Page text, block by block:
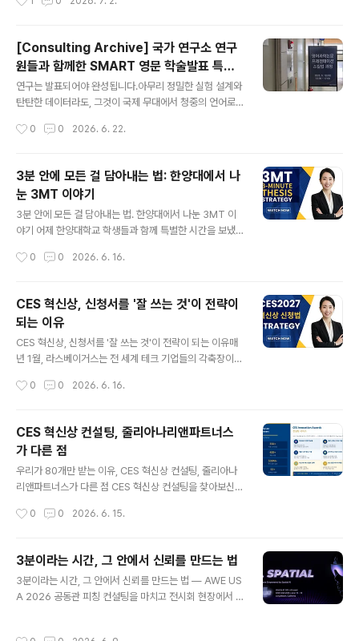
강점을 여러 항목에 반복해서 써놓은 경우를 자주 만납니
리자, 신입 사원까지 다양한 직급과 역할의 분들을 만나 커
없이 마주친 장면이 있습니다."좋은 아이디어인데 왜 공감
이 안 될까?" "훌륭한 경험인데 왜 발표에서 매력이 느껴지
지 않을까?" "메일, 메시지를 열심히 보냈는데 왜 답장이
없을까?"답은 단순합니다. 일을 잘해도 말을 잘하지 못하
면 일이 '전달'되지 않기 때문입니다.많은 직장인이 말하기
축소해 버립니다. 그러나 말하기는 설계할 수 있고, 연습으
[Consulting Archive] 국가 연구소 연구
원들과 함께한 SMART 영문 학술발표 특강:
ETRI 강연 후기
연구는 발표되어야 완성됩니다.아무리 정밀한 실험 설계와
탄탄한 데이터라도, 그것이 국제 무대에서 청중의 언어로
단순한 명제를 오랫동안 실감해 온 연구자들이 있습니다.
다.이번 강연 의뢰는 그런 배경에서 시작되었습니다. 세계
적 수준의 기술력을 보유한 국가 연구기관이지만, 연구 성
과를 국제 학술대회에서 더 설득력 있게 발표하고 싶다는
현실적인 요구였습니다. 줄리아나리앤파트너스는 ETRI 연
구원들을 대상으로 SMART Academic Presentation
연 배경 : 논문은 쓸 수 있어도, 발표는 다릅니다ETRI는 인
0 0 2026. 6. 22.
3분 안에 모든 걸 담아내는 법: 한양대에서 나
눈 3MT 이야기
3분 안에 모든 걸 담아내는 법. 한양대에서 나눈 3MT 이
야기 어제 한양대학교 학생들과 함께 특별한 시간을 보냈
안에 내 연구와 아이디어를 설득력 있게 전달하는 기술이
런데 사실, 3분은 짧은 게 아니라 가장 어려운 길이입니다.
너무 짧아서 대충 말할 수도 없고, 너무 길어서 다 담을 수
도 없으니까요. 그 3분을 어떻게 설계하느냐가 핵심이에
요. 이번 강연에서 함께 나눈 것들"무엇을, 왜, 어떻게" —
3MT의 구조를 해부하다3MT는 단순한 발표가 아닙니다.
공감하고, 기억하게 만드는 커뮤니케이션 구조예요.강연에
0 0 2026. 6. 16.
CES 혁신상, 신청서를 '잘 쓰는 것'이 전략이
되는 이유
CES 혁신상, 신청서를 '잘 쓰는 것'이 전략이 되는 이유매
년 1월, 라스베이거스는 전 세계 테크 기업들의 각축장이
ES Innovation Awards, 혁신상입니다.CES 혁신상은
바이어와의 첫 미팅을 열고, IR 피칭의 첫 슬라이드를 채우
며, 해외 파트너사에게 보내는 소개 메일의 무게를 바꿉니
다. 그만큼 많은 기업들이 공을 들이지만, 정작 '어떻게 신
청서를 써야 하는가'에 대해서는 정보가 턱없이 부족한 것
이 현실입니다. 기술이 좋아도 신청서에서 탈락하는 이유
원들은 제출된 신청서를 기반으로 평가를 진행하며, 같은
0 0 2026. 6. 16.
CES 혁신상 컨설팅, 줄리아나리앤파트너스
가 다른 점
우리가 80개만 받는 이유, CES 혁신상 컨설팅, 줄리아나
리앤파트너스가 다른 점 CES 혁신상 컨설팅을 찾아보신
겨야 하지?"검색하면 몇 개의 컨설팅 업체가 나옵니다. 저
다. 그런데 막상 연락해 보면 대부분 비슷한 답이 돌아옵니
다. 신청서 양식을 교정해 드리겠다, 번역을 도와드리겠다,
서류를 정리해드리겠다.그게 전부입니다.줄리아나리앤파
트너스는 조금 다른 방식으로 일합니다. 그리고 그 방식이
0 0 2026. 6. 15.
3분이라는 시간, 그 안에서 신뢰를 만드는 법
3분이라는 시간, 그 안에서 신뢰를 만드는 법 — AWE US
A 2026 공동관 피칭 컨설팅을 마치고 전시회 현장에서 3